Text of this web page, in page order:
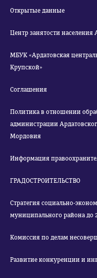
Открытые данные
Центр занятости
МБУК «Ардатовская
Крупской»
Соглашения
Политика в отношении
администрации
Мордовия
Информация
ГРАДОСТРОИТЕЛЬСТВО
Стратегия социально-
муниципального района до
Комиссия по делам
Развитие конкуренции и